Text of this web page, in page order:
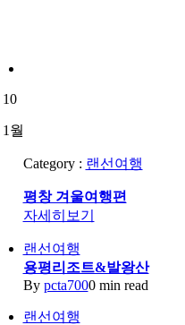
10
1월
Category : 랜선여행
평창 겨울여행편
자세히보기
랜선여행
용평리조트&발왕산
By pcta7000 min read
랜선여행